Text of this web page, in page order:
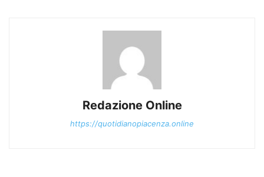
Redazione Online
https://quotidianopiacenza.online